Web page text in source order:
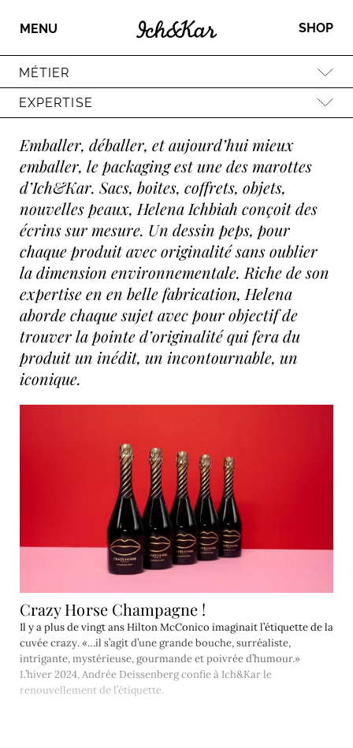
MENU SHOP
MÉTIER
EXPERTISE
Emballer, déballer, et aujourd’hui mieux
emballer, le packaging est une des marottes
d’Ich&Kar. Sacs, boites, coffrets, objets,
nouvelles peaux, Helena Ichbiah conçoit des
écrins sur mesure. Un dessin peps, pour
chaque produit avec originalité sans oublier
la dimension environnementale. Riche de son
expertise en en belle fabrication, Helena
aborde chaque sujet avec pour objectif de
trouver la pointe d’originalité qui fera du
produit un inédit, un incontournable, un
iconique.
Crazy Horse Champagne !
Il y a plus de vingt ans Hilton McConico imaginait l’étiquette de la
cuvée crazy. «…il s’agit d’une grande bouche, surréaliste,
intrigante, mystérieuse, gourmande et poivrée d’humour.»
L’hiver 2024, Andrée Deissenberg confie à Ich&Kar le
renouvellement de l’étiquette.